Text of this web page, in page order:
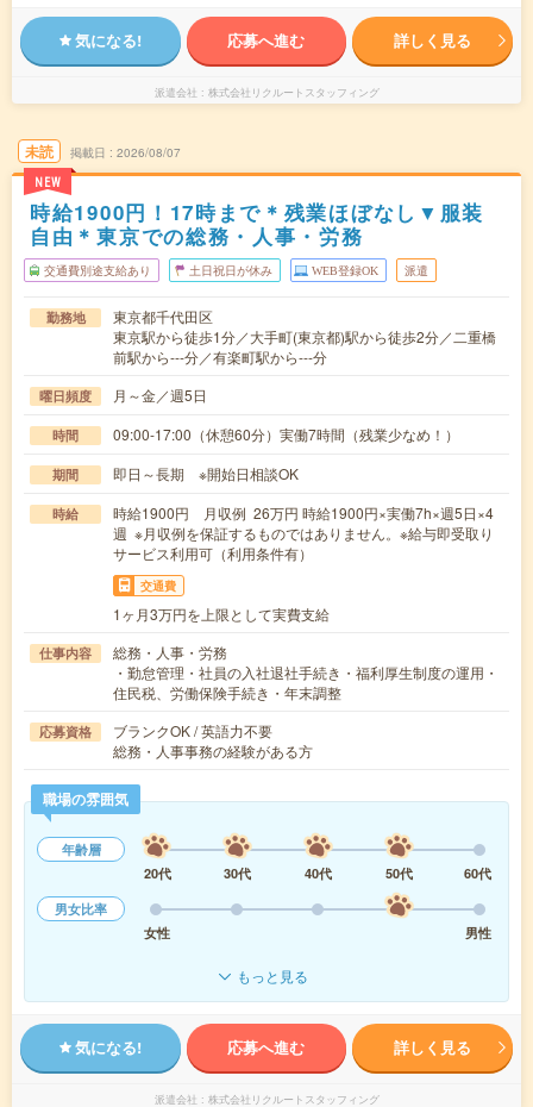
気になる! 応募へ進む 詳しく見る
派遣会社 株式会社リクルートスタッフィング
未読
NEW
掲載日 2026/08/07
時給1900円！17時まで＊残業ほぼなし▼服装
自由＊東京での総務・人事・労務
交通費別途支給あり 土日祝日が休み WEB登録OK 派遣
勤務地
東京都千代田区
東京駅から徒歩1分／大手町(東京都)駅から徒歩2分／二重橋
前駅から---分／有楽町駅から---分
曜日頻度 月～金／週5日
時間 09:00-17:00（休憩60分）実働7時間（残業少なめ！）
期間 即日～長期 ※開始日相談OK
時給
時給1900円 月収例 26万円 時給1900円×実働7h×週5日×4
週 ※月収例を保証するものではありません。※給与即受取り
サービス利用可（利用条件有）
交通費
1ヶ月3万円を上限として実費支給
仕事内容
総務・人事・労務
・勤怠管理・社員の入社退社手続き・福利厚生制度の運用・
住民税、労働保険手続き・年末調整
応募資格
ブランクOK / 英語力不要
総務・人事事務の経験がある方
職場の雰囲気
年齢層
20代
30代 40代 50代
60代
男女比率
女性
男性
もっと見る
気になる! 応募へ進む 詳しく見る
派遣会社 株式会社リクルートスタッフィング